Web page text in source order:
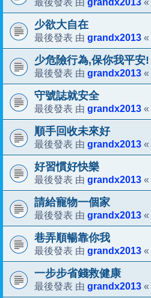
最後發表 由 «
少欲大自在
最後發表 由 grandx2013 «
少危險行為,保你我平安!
最後發表 由 grandx2013 «
守號誌就安全
最後發表 由 grandx2013 «
順手回收未來好
最後發表 由 grandx2013 «
好習慣好快樂
最後發表 由 grandx2013 «
請給寵物一個家
最後發表 由 grandx2013 «
巷弄順暢靠你我
最後發表 由 grandx2013 «
一步步省錢救健康
最後發表 由 grandx2013 «